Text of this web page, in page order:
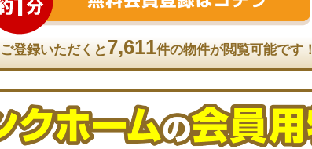
ご登録いただくと7,611件の物件が閲覧可能です！